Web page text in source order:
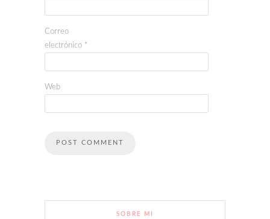
Correo
electrónico *
Web
SOBRE MI